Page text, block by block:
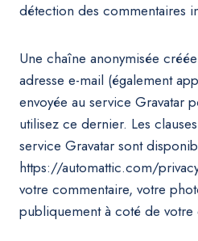
détection des commentaires
Une chaîne anonymisée
adresse e-mail (également
envoyée au service Gravatar
utilisez ce dernier. Les
service Gravatar sont
https://automattic.com/
votre commentaire, votre
publiquement à coté de votre